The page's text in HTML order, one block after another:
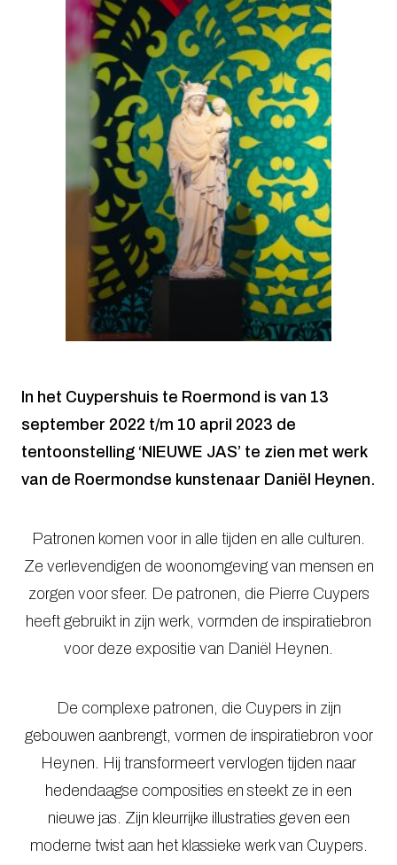
In het Cuypershuis te Roermond is van 13
september 2022 t/m 10 april 2023 de
tentoonstelling ‘NIEUWE JAS’ te zien met werk
van de Roermondse kunstenaar Daniël Heynen.
Patronen komen voor in alle tijden en alle culturen.
Ze verlevendigen de woonomgeving van mensen en
zorgen voor sfeer. De patronen, die Pierre Cuypers
heeft gebruikt in zijn werk, vormden de inspiratiebron
voor deze expositie van Daniël Heynen.
De complexe patronen, die Cuypers in zijn
gebouwen aanbrengt, vormen de inspiratiebron voor
Heynen. Hij transformeert vervlogen tijden naar
hedendaagse composities en steekt ze in een
nieuwe jas. Zijn kleurrijke illustraties geven een
moderne twist aan het klassieke werk van Cuypers.